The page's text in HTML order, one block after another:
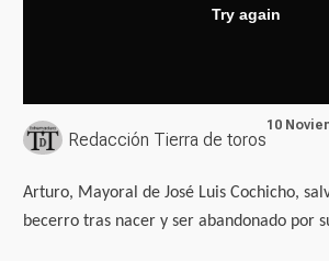
Redacción Tierra de toros
10
Arturo, Mayoral de José Luis Cochicho,
becerro tras nacer y ser abandonado por